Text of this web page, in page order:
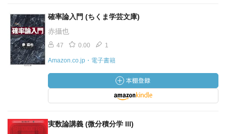
確率論入門 (ちくま学芸文庫)
赤攝也
47 0.00 1
Amazon.co.jp・電子書籍
実数論講義 (微分積分学 III)